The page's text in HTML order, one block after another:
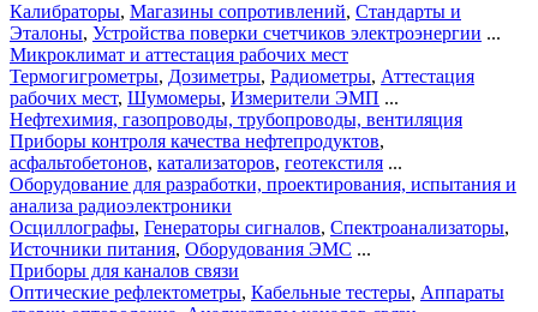
Калибраторы, Магазины сопротивлений, Стандарты и
Эталоны, Устройства поверки счетчиков электроэнергии ...
Микроклимат и аттестация рабочих мест
Термогигрометры, Дозиметры, Радиометры, Аттестация
рабочих мест, Шумомеры, Измерители ЭМП ...
Нефтехимия, газопроводы, трубопроводы, вентиляция
Приборы контроля качества нефтепродуктов,
асфальтобетонов, катализаторов, геотекстиля ...
Оборудование для разработки, проектирования, испытания и
анализа радиоэлектроники
Осциллографы, Генераторы сигналов, Спектроанализаторы,
Источники питания, Оборудования ЭМС ...
Приборы для каналов связи
Оптические рефлектометры, Кабельные тестеры, Аппараты